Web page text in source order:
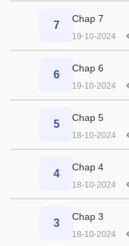
7
Chap 7
19-10-2024
6
Chap 6
19-10-2024
5
Chap 5
18-10-2024
4
Chap 4
18-10-2024
3
Chap 3
18-10-2024